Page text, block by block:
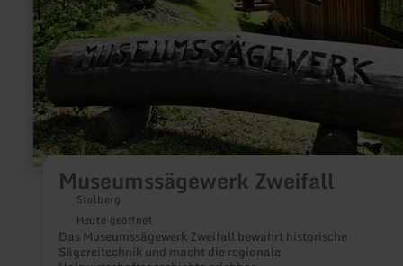
Museumssägewerk Zweifall
Stolberg
Heute geöffnet
Das Museumssägewerk Zweifall bewahrt historische
Sägereitechnik und macht die regionale